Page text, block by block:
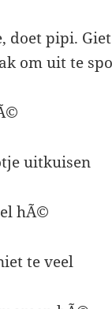
doet pipi.
om uit te
uitkuisen
hÃ©
te veel